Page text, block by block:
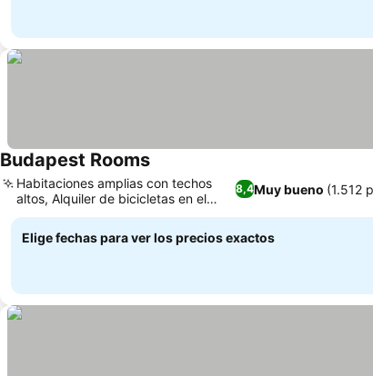
Budapest RoomsVer precios
8,4Muy bueno (1.512
Habitaciones amplias con techos
altos, Alquiler de bicicletas en el
alojamiento
Elige fechas para ver los precios exactos